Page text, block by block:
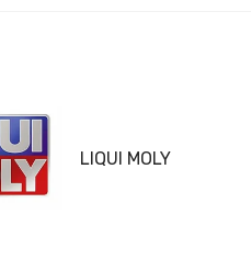
LIQUI MOLY